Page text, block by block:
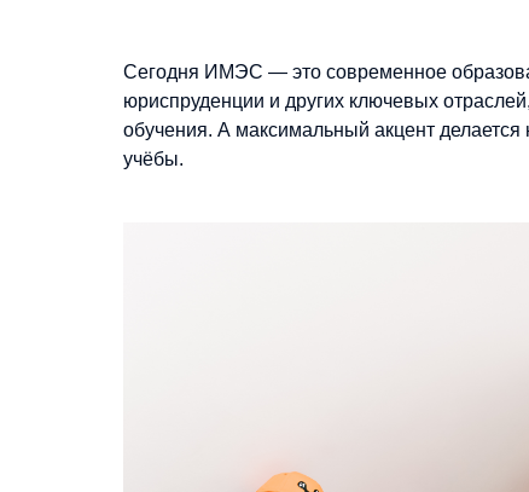
Сегодня ИМЭС — это современное
юриспруденции и других ключевых
обучения. А максимальный акцент
учёбы.